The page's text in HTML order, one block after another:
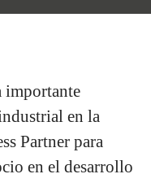
importante
en la
Partner para
en el desarrollo